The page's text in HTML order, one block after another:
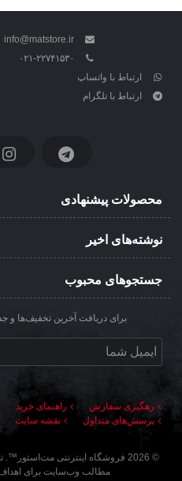
info@matstore.ir
۰۲۱-۲۲۷۴۱۵۳۰
ارتباط با واتساپ
ارتباط با تلگرام
محصولات پیشنهادی
نوشته‌های اخیر
جستجوهای محبوب
برای دریافت آخرین تخفیف‌ها و
رهگیری سفارش راهنمای خرید
پرسش‌های متداول
نقشه سایت
©
2026 فروشگاه اینترنتی مت‌استور ™.
مطالب وب‌سایت برای اهداف